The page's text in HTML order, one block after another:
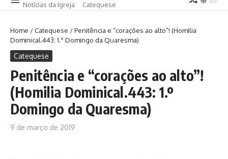
Notícias da Igreja
Catequese
Home /Catequese /Penitência e “corações ao alto”! (Homilia
Dominical.443: 1.º Domingo da Quaresma)
Catequese
Penitência e “corações ao alto”!
(Homilia Dominical.443: 1.º
Domingo da Quaresma)
9 de março de 2019